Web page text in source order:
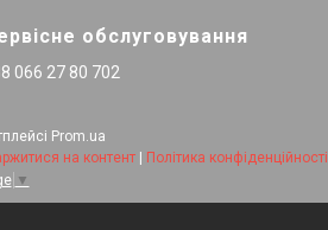
обслуговування
066 27 80 702
Prom.ua
на контент
Політика конфіденційності
▼